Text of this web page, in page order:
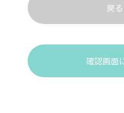
戻る
確認画面